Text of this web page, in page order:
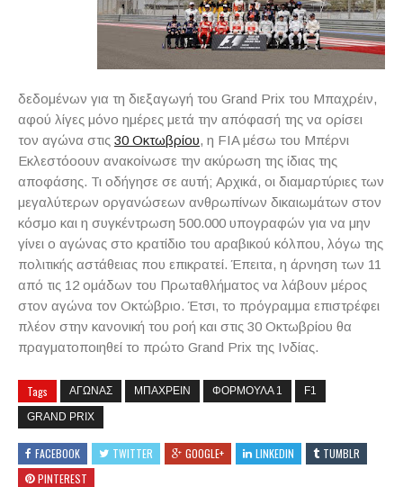
δεδομένων για τη διεξαγωγή του Grand Prix του Μπαχρέιν,
αφού λίγες μόνο ημέρες μετά την απόφασή της να ορίσει
τον αγώνα στις 30 Οκτωβρίου, η FIA μέσω του Μπέρνι
Εκλεστόοουν ανακοίνωσε την ακύρωση της ίδιας της
αποφάσης. Τι οδήγησε σε αυτή; Αρχικά, οι διαμαρτύριες των
μεγαλύτερων οργανώσεων ανθρωπίνων δικαιωμάτων στον
κόσμο και η συγκέντρωση 500.000 υπογραφών για να μην
γίνει ο αγώνας στο κρατίδιο του αραβικού κόλπου, λόγω της
πολιτικής αστάθειας που επικρατεί. Έπειτα, η άρνηση των 11
από τις 12 ομάδων του Πρωταθλήματος να λάβουν μέρος
στον αγώνα τον Οκτώβριο. Έτσι, το πρόγραμμα επιστρέφει
πλέον στην κανονική του ροή και στις 30 Οκτωβρίου θα
πραγματοποιηθεί το πρώτο Grand Prix της Ινδίας.
Tags ΑΓΩΝΑΣ ΜΠΑΧΡΕΙΝ ΦΟΡΜΟΥΛΑ 1 F1
GRAND PRIX
FACEBOOK TWITTER GOOGLE+ LINKEDIN
TUMBLR
PINTEREST